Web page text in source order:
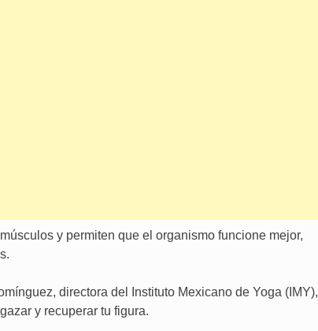
y permiten que el organismo funcione mejor,
directora del Instituto Mexicano de Yoga (IMY),
y recuperar tu figura.